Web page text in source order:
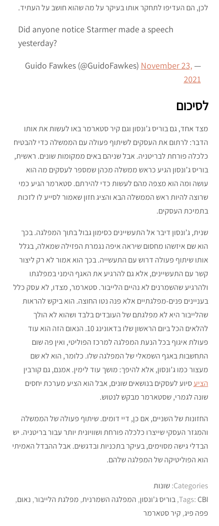
לכן, הם העדיפו לתחקר אותו בעיקר על מה שהוא חושב על העתיד.
Did anyone notice Starmer made a speech
yesterday?
— Guido Fawkes (@GuidoFawkes)
November 23,
2021
לסיכום
מצד אחד, גם בוריס ג’ונסון וגם קיר סטארמר באו לעשות את אותו
הדבר: לרתום את העסקים לשיתוף פעולה עם הממשלה כדי להבטיח
כלכלה פורחת לבריטניה. אבל שניהם באים ממקומות שונים. ראשית,
בוריס ג’ונסון הגיע כראש ממשלה מכהן שמספר לעסקים מה הוא
עושה ומה הוא מצפה מהם לעשות כדי להירתם. סטארמר הגיע כמי
שרוצה להיות ראש הממשלה הבא והציג חזון שאמור לסייע לו לזכות
בתמיכת העסקים.
שנית, ג’ונסון דיבר אל התעשיינים כסימון גבול בתוך המפלגה. בכך
הוא שם איזשהו מחסום שיראה איפה נגמרת הפזילה שמאלה, בגלל
אותו שיתוף פעולה דרוש עם התעשייה. בכך הוא אמור לא רק ליצור
קשר עם התעשיינים, אלא גם להרגיע את האגף הימני במפלגתו
ולהרגיע שהשמרנים לא נהיים הלייבור. סטארמר, מצדו, לא עסק כלל
בעניינים פנים-מפלגתיים אלא פנה נטו החוצה. הוא ביקש להראות
שהלייבור היא לא מפלגתם של העובדים בלבד ושהוא לא הולך
להלאים הכל ביום הראשון שלו בדאונינג 10. הנאום הזה הוא עוד
פעולת איגוף בכל הנעת המפלגה למרכז הפוליטי, ואין פה שום
התחשבות באגף השמאלי של המפלגה שלו. כלומר, הוא לא שם
מעצור כמו ג’ונסון, אלא להיפך: מושך עוד לימין. אמנם, גם קורבין
הציעסיוע לעסקים בנושאים שונים, אבל הוא הציע מערכת יחסים
שונה לגמרי, שסטארמר מבקש לנטוש.
החזונות של השניים, אם כן, דיי דומים. שיתוף פעולה של הממשלה
והמגזר העסקי שייצרו כלכלה פורחת ושוויונית יותר עבור בריטניה. יש
הבדלי גישה מסוימים, בעיקר בתכניות ובדגשים. אבל ההבדל האמיתי
הוא הפוליטיקה של המפלגה שלהם.
Categories: שונות
Tags:CBI
,בוריס ג'ונסון, המפלגה השמרנית, מפלגת הלייבור, נאום,
פפה פיג, קיר סטארמר